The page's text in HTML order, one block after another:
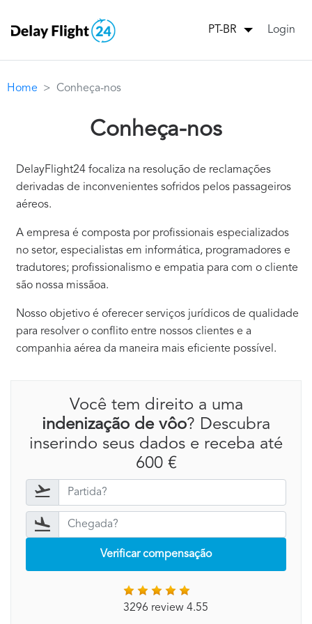
PT-BR Login
Home Conheça-nos
Conheça-nos
DelayFlight24 focaliza na resolução de reclamações
derivadas de inconvenientes sofridos pelos passageiros
aéreos.
A empresa é composta por profissionais especializados
no setor, especialistas em informática, programadores e
tradutores; profissionalismo e empatia para com o cliente
são nossa missãoa.
Nosso objetivo é oferecer serviços jurídicos de qualidade
para resolver o conflito entre nossos clientes e a
companhia aérea da maneira mais eficiente possível.
Você tem direito a uma
indenização de vôo? Descubra
inserindo seus dados e receba até
600 €
Verificar compensação
3296 review 4.55